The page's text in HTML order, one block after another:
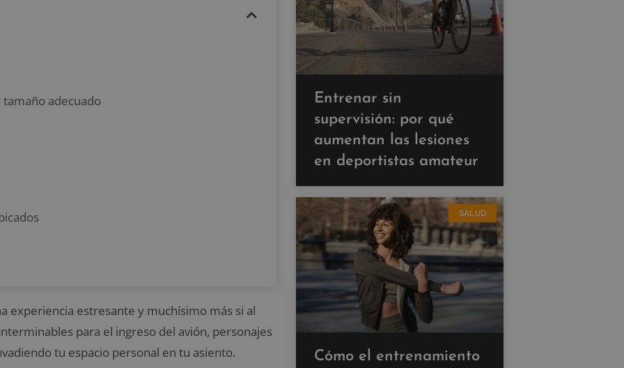
tamaño adecuado
experiencia estresante y muchísimo más si al
para el ingreso del avión, personajes
tu espacio personal en tu asiento.
Entrenar sin
supervisión: por qué
aumentan las lesiones
en deportistas amateur
SALUD
Cómo el entrenamiento